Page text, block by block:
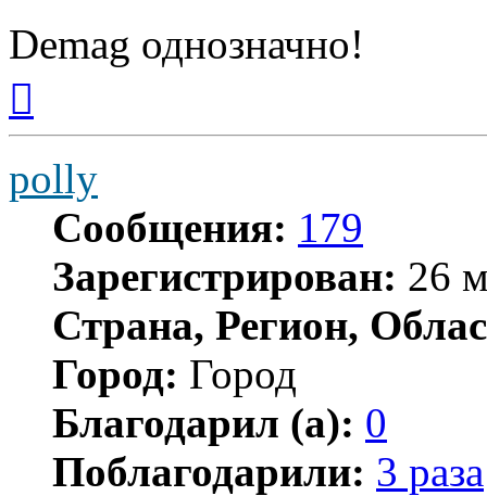
Demag однозначно!
началу
polly
Сообщения: 179
Зарегистрирован: 26
Страна, Регион,
Город: Город
Благодарил (а): 0
Поблагодарили: 3 раза